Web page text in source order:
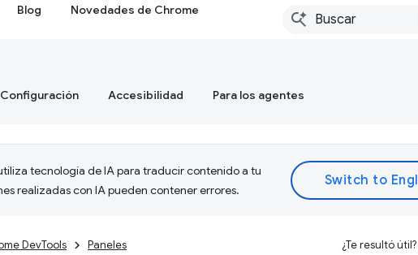
Blog Novedades de Chrome
Configuración Accesibilidad Para los agentes
tecnología de IA para traducir contenido a tu
realizadas con IA pueden contener errores.
DevTools Paneles ¿Te resultó útil?